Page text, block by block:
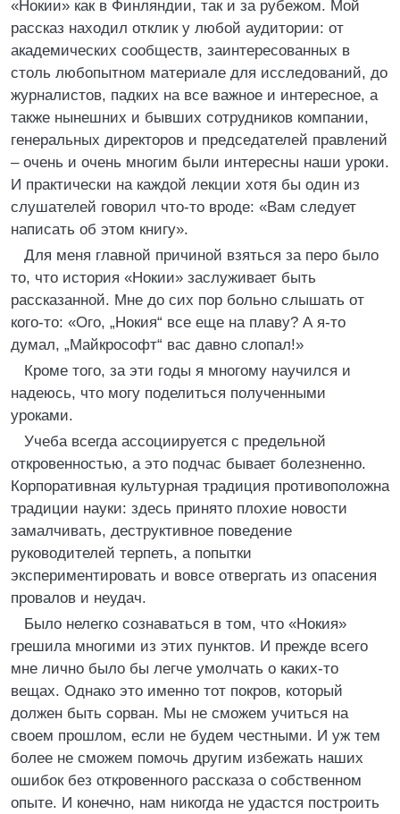
«Нокии» как в Финляндии, так и за рубежом. Мой
рассказ находил отклик у любой аудитории: от
академических сообществ, заинтересованных в
столь любопытном материале для исследований, до
журналистов, падких на все важное и интересное, а
также нынешних и бывших сотрудников компании,
генеральных директоров и председателей правлений
– очень и очень многим были интересны наши уроки.
И практически на каждой лекции хотя бы один из
слушателей говорил что-то вроде: «Вам следует
написать об этом книгу».
Для меня главной причиной взяться за перо было
то, что история «Нокии» заслуживает быть
рассказанной. Мне до сих пор больно слышать от
кого-то: «Ого, „Нокия“ все еще на плаву? А я-то
думал, „Майкрософт“ вас давно слопал!»
Кроме того, за эти годы я многому научился и
надеюсь, что могу поделиться полученными
уроками.
Учеба всегда ассоциируется с предельной
откровенностью, а это подчас бывает болезненно.
Корпоративная культурная традиция противоположна
традиции науки: здесь принято плохие новости
замалчивать, деструктивное поведение
руководителей терпеть, а попытки
экспериментировать и вовсе отвергать из опасения
провалов и неудач.
Было нелегко сознаваться в том, что «Нокия»
грешила многими из этих пунктов. И прежде всего
мне лично было бы легче умолчать о каких-то
вещах. Однако это именно тот покров, который
должен быть сорван. Мы не сможем учиться на
своем прошлом, если не будем честными. И уж тем
более не сможем помочь другим избежать наших
ошибок без откровенного рассказа о собственном
опыте. И конечно, нам никогда не удастся построить